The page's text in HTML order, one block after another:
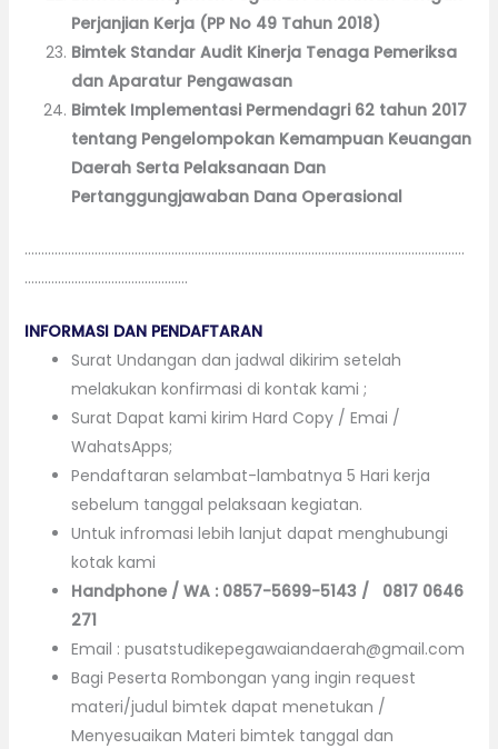
Perjanjian Kerja (PP No 49 Tahun 2018)
Bimtek Standar Audit Kinerja Tenaga Pemeriksa
dan Aparatur Pengawasan
Bimtek Implementasi Permendagri 62 tahun 2017
tentang Pengelompokan Kemampuan Keuangan
Daerah Serta Pelaksanaan Dan
Pertanggungjawaban Dana Operasional
……………………………………………………………………………………………………………………
………………………………………….
INFORMASI DAN PENDAFTARAN
Surat Undangan dan jadwal dikirim setelah
melakukan konfirmasi di kontak kami ;
Surat Dapat kami kirim Hard Copy / Emai /
WahatsApps;
Pendaftaran selambat-lambatnya 5 Hari kerja
sebelum tanggal pelaksaan kegiatan.
Untuk infromasi lebih lanjut dapat menghubungi
kotak kami
Handphone / WA : 0857-5699-5143 / 0817 0646
271
Email : pusatstudikepegawaiandaerah@gmail.com
Bagi Peserta Rombongan yang ingin request
materi/judul bimtek dapat menetukan /
Menyesuaikan Materi bimtek tanggal dan